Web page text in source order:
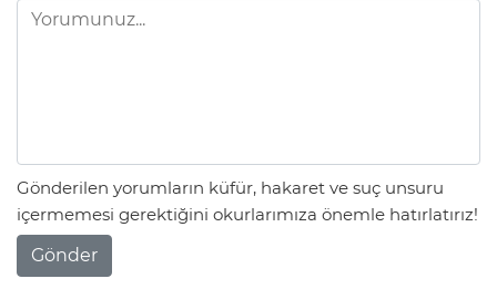
Gönderilen yorumların küfür, hakaret ve suç unsuru
içermemesi gerektiğini okurlarımıza önemle hatırlatırız!
Gönder